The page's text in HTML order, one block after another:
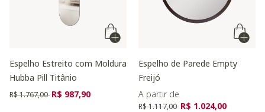
Espelho Estreito com Moldura
Hubba Pill Titânio
Preço reduzido de
R$ 1.767,00 para
R$ 987,90
Espelho de Parede Empty
Freijó
A partir de
Preço reduzido de
R$ 1.117,00 para
R$ 1.024,00